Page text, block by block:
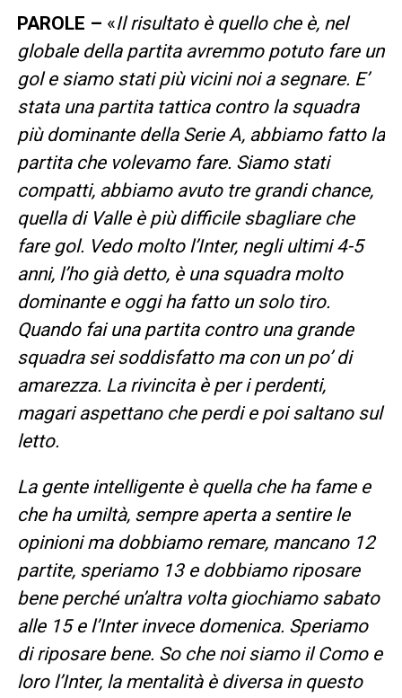
PAROLE – «Il risultato è quello che è, nel
globale della partita avremmo potuto fare un
gol e siamo stati più vicini noi a segnare. E’
stata una partita tattica contro la squadra
più dominante della Serie A, abbiamo fatto la
partita che volevamo fare. Siamo stati
compatti, abbiamo avuto tre grandi chance,
quella di Valle è più difficile sbagliare che
fare gol. Vedo molto l’Inter, negli ultimi 4-5
anni, l’ho già detto, è una squadra molto
dominante e oggi ha fatto un solo tiro.
Quando fai una partita contro una grande
squadra sei soddisfatto ma con un po’ di
amarezza. La rivincita è per i perdenti,
magari aspettano che perdi e poi saltano sul
letto.
La gente intelligente è quella che ha fame e
che ha umiltà, sempre aperta a sentire le
opinioni ma dobbiamo remare, mancano 12
partite, speriamo 13 e dobbiamo riposare
bene perché un’altra volta giochiamo sabato
alle 15 e l’Inter invece domenica. Speriamo
di riposare bene. So che noi siamo il Como e
loro l’Inter, la mentalità è diversa in questo